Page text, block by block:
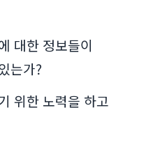
대한 정보들이
는가?
위한 노력을 하고